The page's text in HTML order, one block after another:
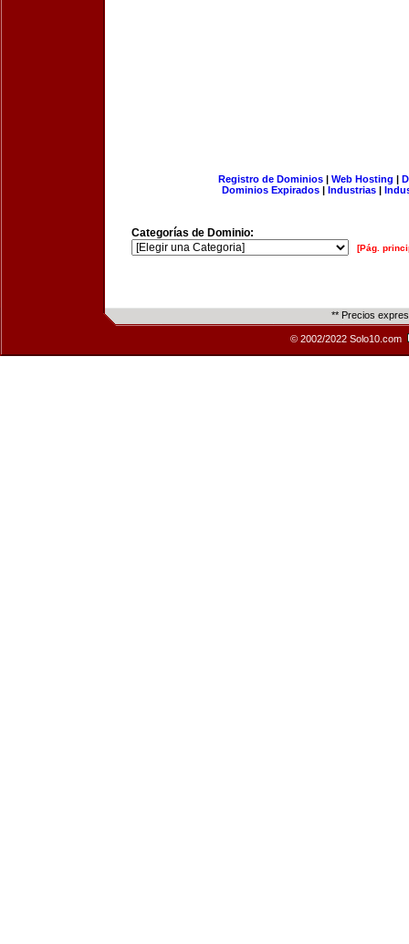
Registro de Dominios| Web Hosting |
Dominios Expirados | Industrias |
Categorías de Dominio:
[Pág.
** Precios
© 2002/2022 Solo10.com